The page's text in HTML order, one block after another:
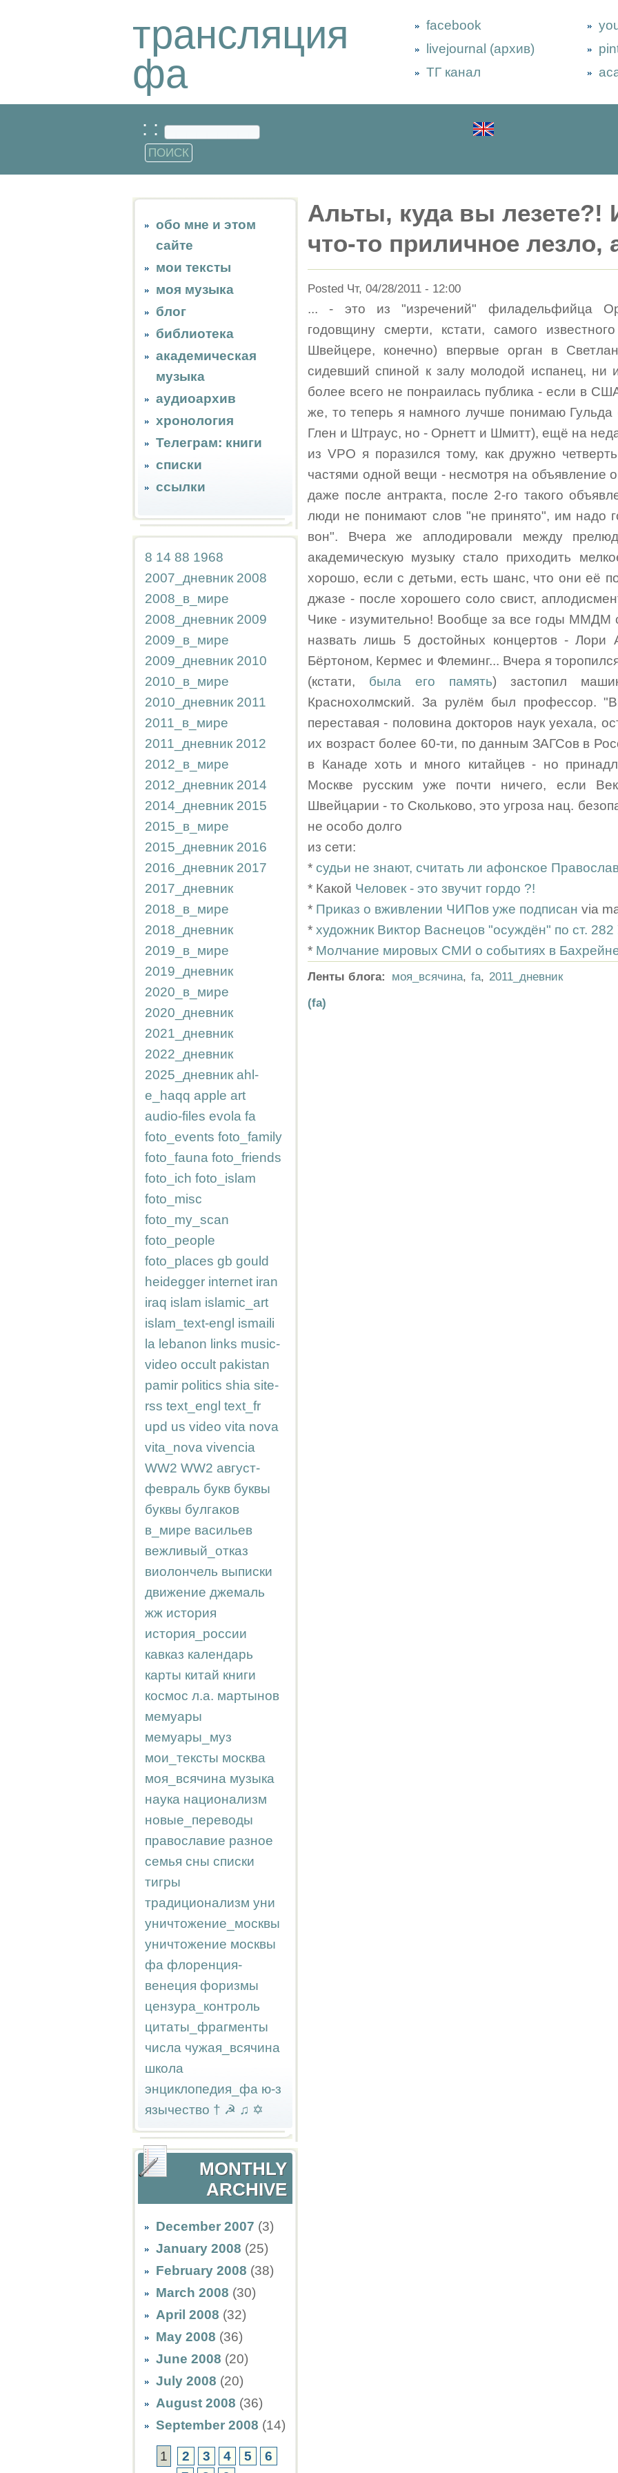
трансляция
фа
facebook
livejournal (архив)
ТГ канал
: :
обо мне и этом
сайте
мои тексты
моя музыка
блог
библиотека
академическая
музыка
аудиоархив
хронология
Телеграм: книги
списки
ссылки
8 14 88 1968
2007_дневник 2008
2008_в_мире
2008_дневник 2009
2009_в_мире
2009_дневник 2010
2010_в_мире
2010_дневник 2011
2011_в_мире
2011_дневник 2012
2012_в_мире
2012_дневник 2014
2014_дневник 2015
2015_в_мире
2015_дневник 2016
2016_дневник 2017
2017_дневник
2018_в_мире
2018_дневник
2019_в_мире
2019_дневник
2020_в_мире
2020_дневник
2021_дневник
2022_дневник
2025_дневник ahl-
e_haqq apple art
audio-files evola fa
foto_events foto_family
foto_fauna foto_friends
foto_ich foto_islam
foto_misc
foto_my_scan
foto_people
foto_places gb gould
heidegger internet iran
iraq islam islamic_art
islam_text-engl ismaili
la lebanon links music-
video occult pakistan
pamir politics shia site-
rss text_engl text_fr
upd us video vita nova
vita_nova vivencia
WW2 WW2 август-
февраль букв буквы
буквы булгаков
в_мире васильев
вежливый_отказ
виолончель выписки
движение джемаль
жж история
история_россии
кавказ календарь
карты китай книги
космос л.а. мартынов
мемуары
мемуары_муз
мои_тексты москва
моя_всячина музыка
наука национализм
новые_переводы
православие разное
семья сны списки
тигры
традиционализм уни
уничтожение_москвы
уничтожение москвы
фа флоренция-
венеция форизмы
цензура_контроль
цитаты_фрагменты
числа чужая_всячина
школа
энциклопедия_фа ю-з
язычество † ☭ ♫ ✡
MONTHLY
ARCHIVE
December 2007 (3)
January 2008 (25)
February 2008 (38)
March 2008 (30)
April 2008 (32)
May 2008 (36)
June 2008 (20)
July 2008 (20)
August 2008 (36)
September 2008 (14)
1 2 3 4 5
6
Альты, куда вы лезете?!
что-то приличное
Posted Чт, 04/28/2011 - 12:00
... - это из "изречений" филадельфийца
годовщину смерти, кстати, самого
Швейцере, конечно) впервые орган в
сидевший спиной к залу молодой испанец, ни
более всего не понраилась публика - если в
же, то теперь я намного лучше понимаю
Глен и Штраус, но - Орнетт и Шмитт), ещё на
из VPO я поразился тому, как дружно
частями одной вещи - несмотря на объявление
даже после антракта, после 2-го такого
люди не понимают слов "не принято", им надо
вон". Вчера же аплодировали между
академическую музыку стало приходить
хорошо, если с детьми, есть шанс, что они её
джазе - после хорошего соло свист,
Чике - изумительно! Вообще за все годы ММДМ
назвать лишь 5 достойных концертов - Лори
Бёртоном, Кермес и Флеминг... Вчера я
(кстати, была его память) застопил
Краснохолмский. За рулём был профессор.
переставая - половина докторов наук уехала,
их возраст более 60-ти, по данным ЗАГСов в
в Канаде хоть и много китайцев - но
Москве русским уже почти ничего, если
Швейцарии - то Скольково, это угроза нац.
не особо долго
из сети:
* судьи не знают, считать ли афонское
* Какой Человек - это звучит гордо ?!
* Приказ о вживлении ЧИПов уже подписан via
* художник Виктор Васнецов "осуждён" по ст.
* Молчание мировых СМИ о событиях в
Ленты блога: моя_всячина, fa, 2011_дневник
(fa)